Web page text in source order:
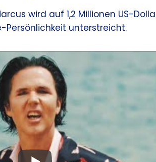
wird auf 1,2 Millionen US-
Persönlichkeit unterstreicht.